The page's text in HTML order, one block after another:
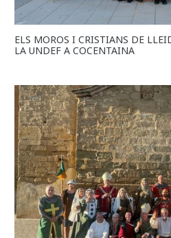
ELS MOROS I CRISTIANS DE
LA UNDEF A COCENTAINA